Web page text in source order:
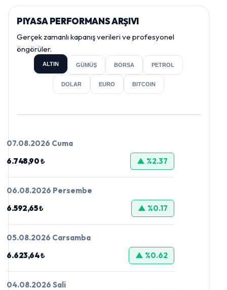
PIYASA PERFORMANS ARŞIVI
Gerçek zamanlı kapanış verileri ve profesyonel
öngörüler.
ALTIN GÜMÜŞ BORSA PETROL
DOLAR EURO BITCOIN
07.08.2026 Cuma
6.748,90 ₺
▲ %2.37
06.08.2026 Persembe
6.592,65 ₺
▲ %0.17
05.08.2026 Carsamba
6.623,64 ₺
▲ %0.62
04.08.2026 Sali